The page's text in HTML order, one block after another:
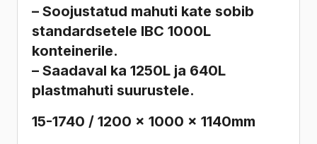
– Soojustatud mahuti kate sobib
standardsetele IBC 1000L
konteinerile.
– Saadaval ka 1250L ja 640L
plastmahuti suurustele.
15-1740 / 1200 x 1000 x 1140mm